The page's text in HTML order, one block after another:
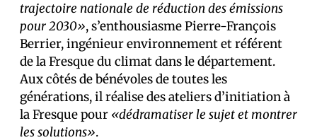
trajectoire nationale de réduction des émissions
pour 2030», s’enthousiasme Pierre-François
Berrier, ingénieur environnement et référent
de la Fresque du climat dans le département.
Aux côtés de bénévoles de toutes les
générations, il réalise des ateliers d’initiation à
la Fresque pour «dédramatiser le sujet et montrer
les solutions».